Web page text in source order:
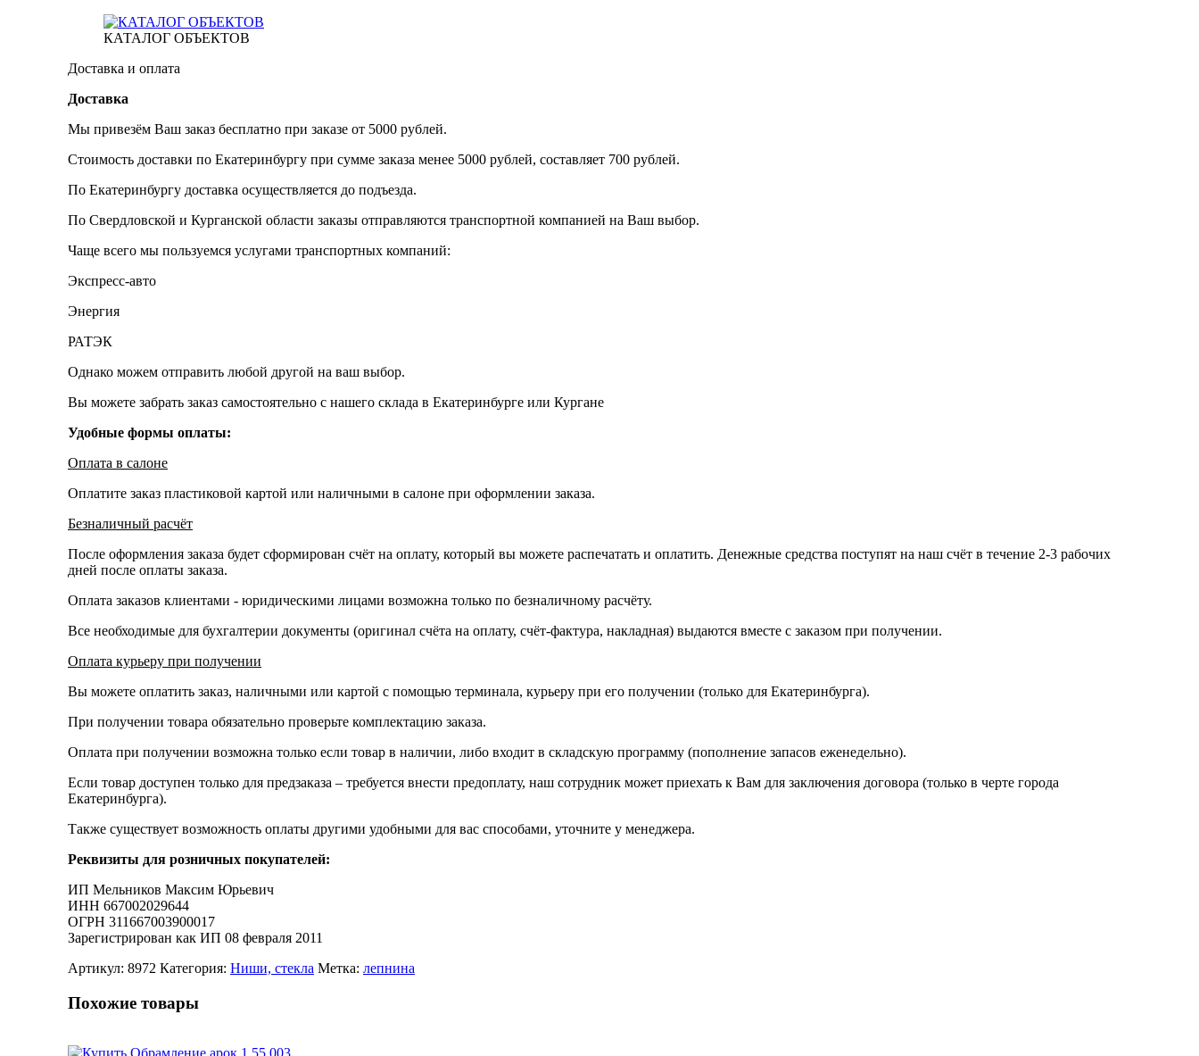
КАТАЛОГ ОБЪЕКТОВ
Доставка и оплата
Доставка
Мы привезём Ваш заказ бесплатно при заказе от 5000 рублей.
Стоимость доставки по Екатеринбургу при сумме заказа менее 5000 рублей, составляет 700 рублей.
По Екатеринбургу доставка осуществляется до подъезда.
По Свердловской и Курганской области заказы отправляются транспортной компанией на Ваш выбор.
Чаще всего мы пользуемся услугами транспортных компаний:
Экспресс-авто
Энергия
РАТЭК
Однако можем отправить любой другой на ваш выбор.
Вы можете забрать заказ самостоятельно с нашего склада в Екатеринбурге или Кургане
Удобные формы оплаты:
Оплата в салоне
Оплатите заказ пластиковой картой или наличными в салоне при оформлении заказа.
Безналичный расчёт
После оформления заказа будет сформирован счёт на оплату, который вы можете распечатать и оплатить. Денежные средства поступят на наш счёт в течение 2-3 рабочих
дней после оплаты заказа.
Оплата заказов клиентами - юридическими лицами возможна только по безналичному расчёту.
Все необходимые для бухгалтерии документы (оригинал счёта на оплату, счёт-фактура, накладная) выдаются вместе с заказом при получении.
Оплата курьеру при получении
Вы можете оплатить заказ, наличными или картой с помощью терминала, курьеру при его получении (только для Екатеринбурга).
При получении товара обязательно проверьте комплектацию заказа.
Оплата при получении возможна только если товар в наличии, либо входит в складскую программу (пополнение запасов еженедельно).
Если товар доступен только для предзаказа – требуется внести предоплату, наш сотрудник может приехать к Вам для заключения договора (только в черте города
Екатеринбурга).
Также существует возможность оплаты другими удобными для вас способами, уточните у менеджера.
Реквизиты для розничных покупателей:
ИП Мельников Максим Юрьевич
ИНН 667002029644
ОГРН 311667003900017
Зарегистрирован как ИП 08 февраля 2011
Артикул: 8972 Категория: Ниши, стекла Метка: лепнина
Похожие товары